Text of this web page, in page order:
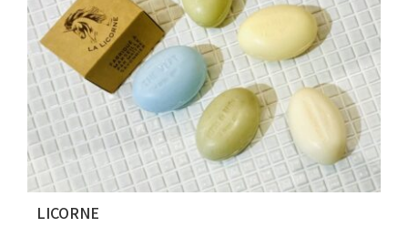
LICORNE